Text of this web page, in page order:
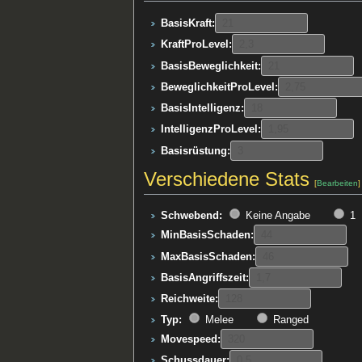
BasisKraft:
KraftProLevel:
BasisBeweglichkeit:
BeweglichkeitProLevel:
BasisIntelligenz:
IntelligenzProLevel:
Basisrüstung:
Verschiedene Stats [Bearbeiten]
Schwebend: Keine Angabe
1
MinBasisSchaden:
MaxBasisSchaden:
BasisAngriffszeit:
Reichweite:
Typ:
Melee
Ranged
Movespeed: